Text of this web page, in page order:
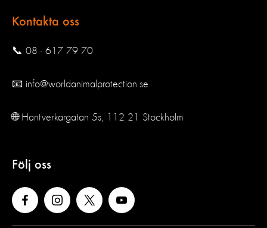
Kontakta oss
📞 08 - 617 79 70
📧 info@worldanimalprotection.se
🌐 Hantverkargatan 5s, 112 21 Stockholm
Följ oss